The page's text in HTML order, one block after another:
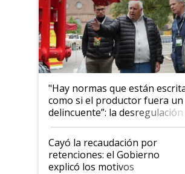
"Hay normas que están
como si el productor fuera un
delincuente”: la desregulación
al Congreso Aapresid y hasta
habló del financiamiento al
Cayó la recaudación por
retenciones: el Gobierno
explicó los motivos